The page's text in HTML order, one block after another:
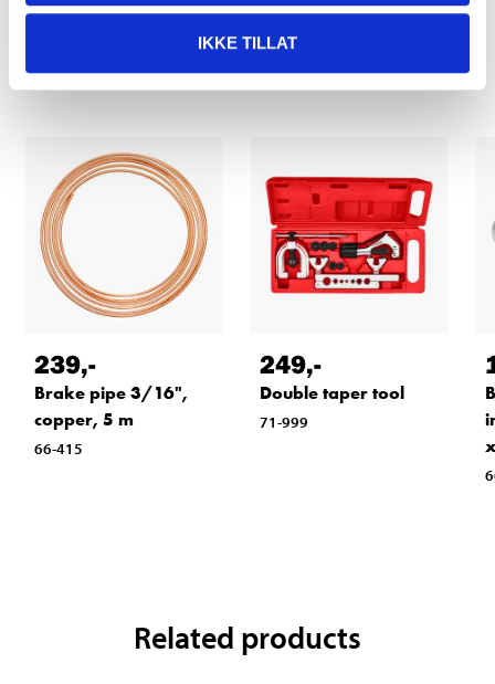
IKKE TILLAT
Other customers also bought
239,-
Brake pipe 3/16",
copper, 5 m
66-415
249,-
Double taper tool
71-999
Related products